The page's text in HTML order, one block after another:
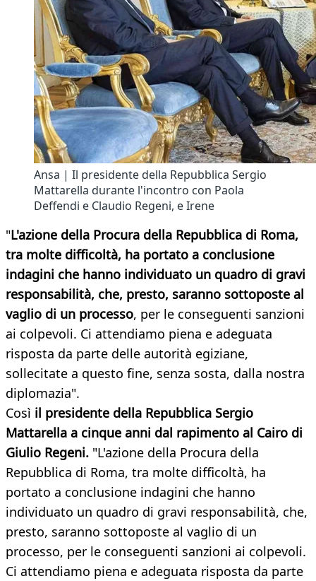
Ansa | Il presidente della Repubblica Sergio
Mattarella durante l'incontro con Paola
Deffendi e Claudio Regeni, e Irene
"L'azione della Procura della Repubblica di Roma,
tra molte difficoltà, ha portato a conclusione
indagini che hanno individuato un quadro di gravi
responsabilità, che, presto, saranno sottoposte al
vaglio di un processo, per le conseguenti sanzioni
ai colpevoli. Ci attendiamo piena e adeguata
risposta da parte delle autorità egiziane,
sollecitate a questo fine, senza sosta, dalla nostra
diplomazia".
Così il presidente della Repubblica Sergio
Mattarella a cinque anni dal rapimento al Cairo di
Giulio Regeni. "L'azione della Procura della
Repubblica di Roma, tra molte difficoltà, ha
portato a conclusione indagini che hanno
individuato un quadro di gravi responsabilità, che,
presto, saranno sottoposte al vaglio di un
processo, per le conseguenti sanzioni ai colpevoli.
Ci attendiamo piena e adeguata risposta da parte